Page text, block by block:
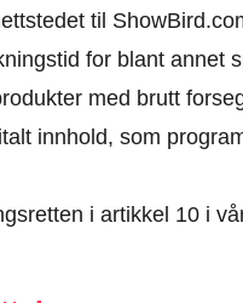
til
for blant annet
med brutt
innhold, som
i artikkel 10 i